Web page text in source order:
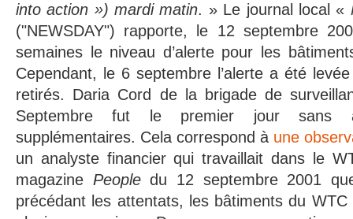
into action ») mardi matin. » Le journal local «
("NEWSDAY") rapporte, le 12 septembre
semaines le niveau d’alerte pour les
Cependant, le 6 septembre l’alerte a été
retirés. Daria Cord de la brigade de
Septembre fut le premier jour sans
supplémentaires. Cela correspond à une
un analyste financier qui travaillait dans le
magazine Peopledu 12 septembre 2001
précédant les attentats, les bâtiments du